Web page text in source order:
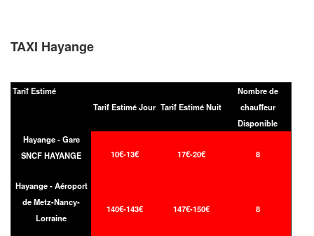
TAXI Hayange
Tarif Estimé
Tarif Estimé Jour Tarif Estimé Nuit
Nombre de
chauffeur
Disponible
Hayange - Gare
SNCF HAYANGE
10€-13€ 17€-20€ 8
Hayange - Aéroport
de Metz-Nancy-
Lorraine
140€-143€ 147€-150€ 8